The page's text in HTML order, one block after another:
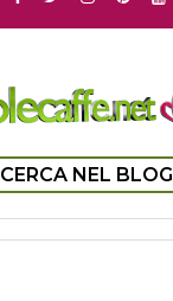
CERCA NEL BLOG